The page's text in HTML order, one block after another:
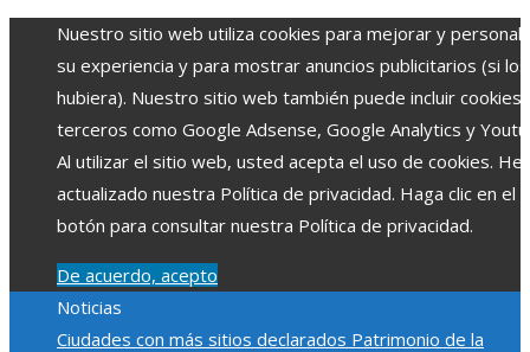
Nuestro sitio web utiliza cookies para mejorar y
su experiencia y para mostrar anuncios publicitarios (si los
hubiera). Nuestro sitio web también puede incluir cookies
terceros como Google Adsense, Google Analytics y
Al utilizar el sitio web, usted acepta el uso de cookies.
actualizado nuestra Política de privacidad. Haga clic en el
botón para consultar nuestra Política de privacidad.
De acuerdo, acepto
Noticias
Ciudades con más sitios declarados Patrimonio de la